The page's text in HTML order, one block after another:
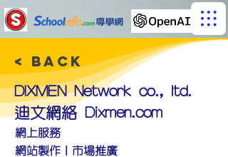
< Back
DIXMEN Network co., ltd.
迪文網絡 Dixmen.com
網上服務
網站製作｜市場推廣